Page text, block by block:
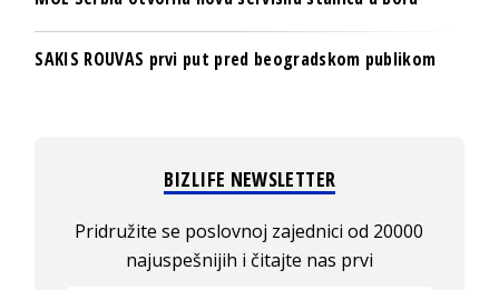
SAKIS ROUVAS prvi put pred beogradskom publikom
BIZLIFE NEWSLETTER
Pridružite se poslovnoj zajednici od 20000
najuspešnijih i čitajte nas prvi